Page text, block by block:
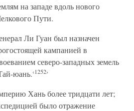
на западе вдоль нового
Пути.
Ли Гуан был назначен
кампанией в
северо-западных земель
юань.‹1252›
Хань более тридцати лет;
было отражение